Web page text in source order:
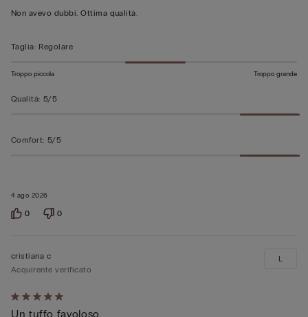
su
4 ago 2026
Non avevo dubbi. Ottima qualità.
Taglia: Regolare
Troppo piccola Troppo grande
Qualità: 5/5
Comfort: 5/5
0 0
Valutato
cristiana c
Acquirente verificato
Un tuffo favoloso
L